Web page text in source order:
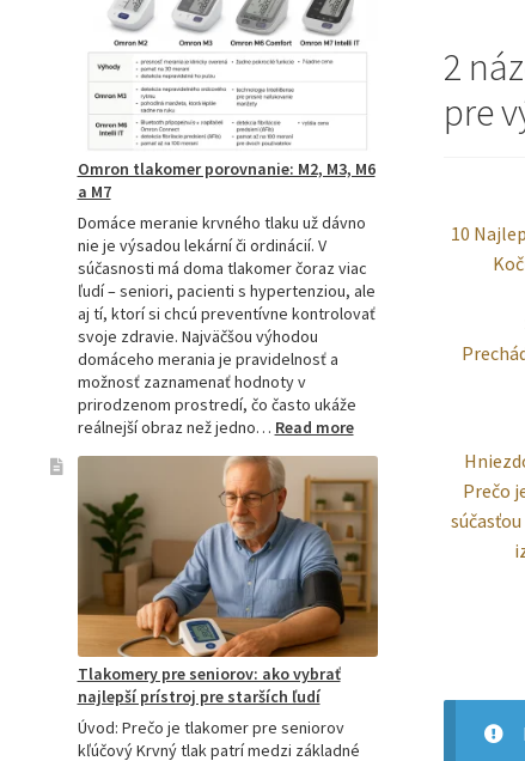
2
pre
10
Prečo
spoľahlivý
pomocník
pre
zdravie
Omron tlakomer porovnanie: M2, M3, M6
a M7
Domáce meranie krvného tlaku už dávno
nie je výsadou lekární či ordinácií. V
súčasnosti má doma tlakomer čoraz viac
ľudí – seniori, pacienti s hypertenziou, ale
aj tí, ktorí si chcú preventívne kontrolovať
svoje zdravie. Najväčšou výhodou
domáceho merania je pravidelnosť a
možnosť zaznamenať hodnoty v
prirodzenom prostredí, čo často ukáže
reálnejší obraz než jedno… Read more:
porovnanie:
M2,
M3,
M6
a
M7
Tlakomery pre seniorov: ako vybrať
najlepší prístroj pre starších ľudí
Úvod: Prečo je tlakomer pre seniorov
kľúčový Krvný tlak patrí medzi základné